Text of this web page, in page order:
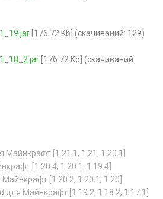
[176.72 Kb] (cкачиваний: 129)
[176.72 Kb] (cкачиваний:
Майнкрафт [1.21.1, 1.21, 1.20.1]
[1.20.4, 1.20.1, 1.19.4]
[1.20.2, 1.20.1, 1.20]
для Майнкрафт [1.19.2, 1.18.2, 1.17.1]